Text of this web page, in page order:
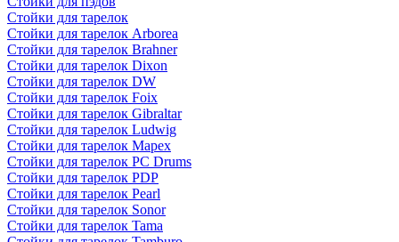
Стойки для тарелок
Стойки для тарелок Arborea
Стойки для тарелок Brahner
Стойки для тарелок Dixon
Стойки для тарелок DW
Стойки для тарелок Foix
Стойки для тарелок Gibraltar
Стойки для тарелок Ludwig
Стойки для тарелок Mapex
Стойки для тарелок PC Drums
Стойки для тарелок PDP
Стойки для тарелок Pearl
Стойки для тарелок Sonor
Стойки для тарелок Tama